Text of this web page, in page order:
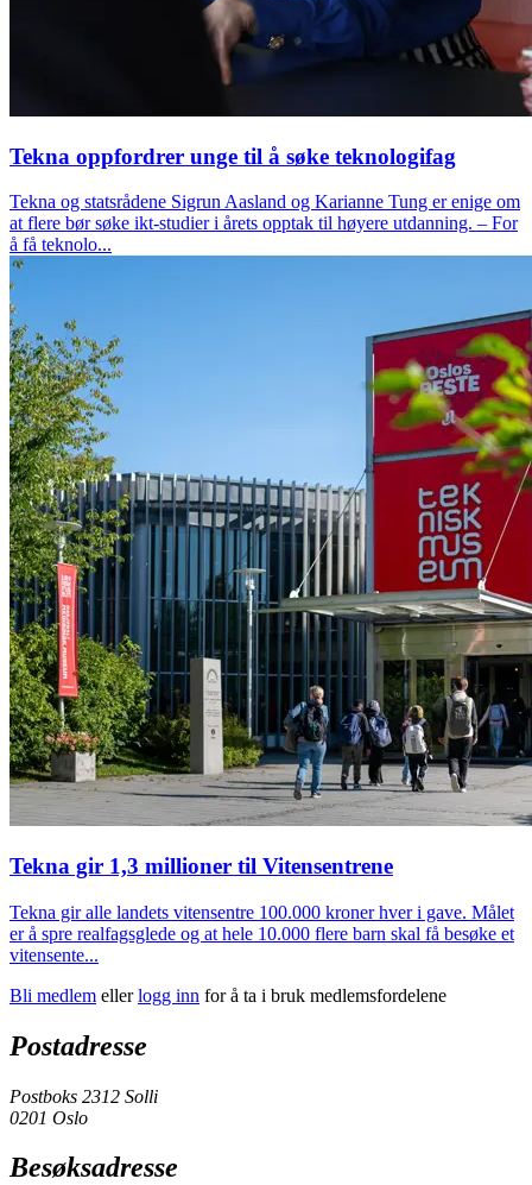
Tekna oppfordrer unge til å søke teknologifag
Tekna og statsrådene Sigrun Aasland og Karianne Tung er enige om
at flere bør søke ikt-studier i årets opptak til høyere utdanning. – For
å få teknolo...
Tekna gir 1,3 millioner til Vitensentrene
Tekna gir alle landets vitensentre 100.000 kroner hver i gave. Målet
er å spre realfagsglede og at hele 10.000 flere barn skal få besøke et
vitensente...
Bli medlem ellerlogg inn for å ta i bruk medlemsfordelene
Postadresse
Postboks 2312 Solli
0201 Oslo
Besøksadresse